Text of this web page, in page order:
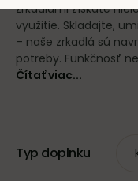
zrkadlami získate
využitie. Skladajte,
– naše zrkadlá sú
potreby. Funkčnosť
Čítať viac...
Typ doplnku